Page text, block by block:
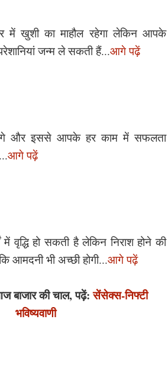
में खुशी का माहौल रहेगा लेकिन आपके
जन्म ले सकती हैं...आगे पढ़ें
और इससे आपके हर काम में सफलता
आगे पढ़ें
वृद्धि हो सकती है लेकिन निराश होने की
आमदनी भी अच्छी होगी...आगे पढ़ें
बाजार की चाल, पढ़ें:सेंसेक्स-निफ्टी
भविष्यवाणी